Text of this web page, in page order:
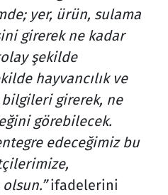
yer, ürün, sulama
girerek ne kadar
şekilde
hayvancılık ve
bilgileri girerek, ne
görebilecek.
edeceğimiz bu
ifadelerini